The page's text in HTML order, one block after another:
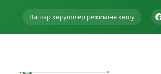
Нашар көрушілер режиміне көшу